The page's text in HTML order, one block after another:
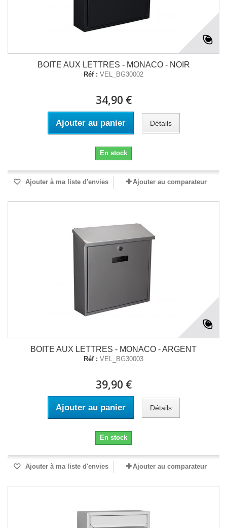
BOITE AUX LETTRES - MONACO - NOIR
Réf : VEL_BG30002
34,90 €
Ajouter au panier Détails
En stock
Ajouter à ma liste d'envies Ajouter au comparateur
BOITE AUX LETTRES - MONACO - ARGENT
Réf : VEL_BG30003
39,90 €
Ajouter au panier Détails
En stock
Ajouter à ma liste d'envies Ajouter au comparateur